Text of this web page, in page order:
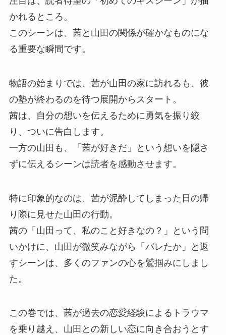
かれるところ。
このシーンは、茜と山田の関係が確かなものにな
る重要な瞬間です。
物語の始まりでは、茜が山田の家に訪れるも、彼
の塾が終わるのを待つ展開からスタート。
茜は、自分の想いを伝えるために勇気を振り絞
り、ついに告白します。
一方の山田も、「茜が好きだ」という想いを隠さ
ずに伝えるシーンは読者を感動させます。
特に印象的なのは、茜が泥酔してしまった日の帰
り際に見せた山田の行動。
茜の「山田って、私のこと好きなの？」という問
いかけに、山田が微笑みながら「バレたか」と返
すシーンは、多くのファンの心を鷲掴みにしまし
た。
この巻では、茜が過去の恋愛経験によるトラウマ
を乗り越え、山田との新しい恋に向き合おうとす